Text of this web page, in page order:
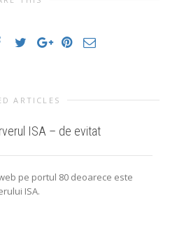
ARTICLES
ISA – de evitat
pe portul 80 deoarece este
ISA.